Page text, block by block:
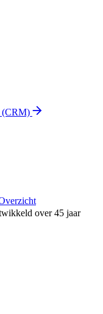
(CRM)
over 45 jaar